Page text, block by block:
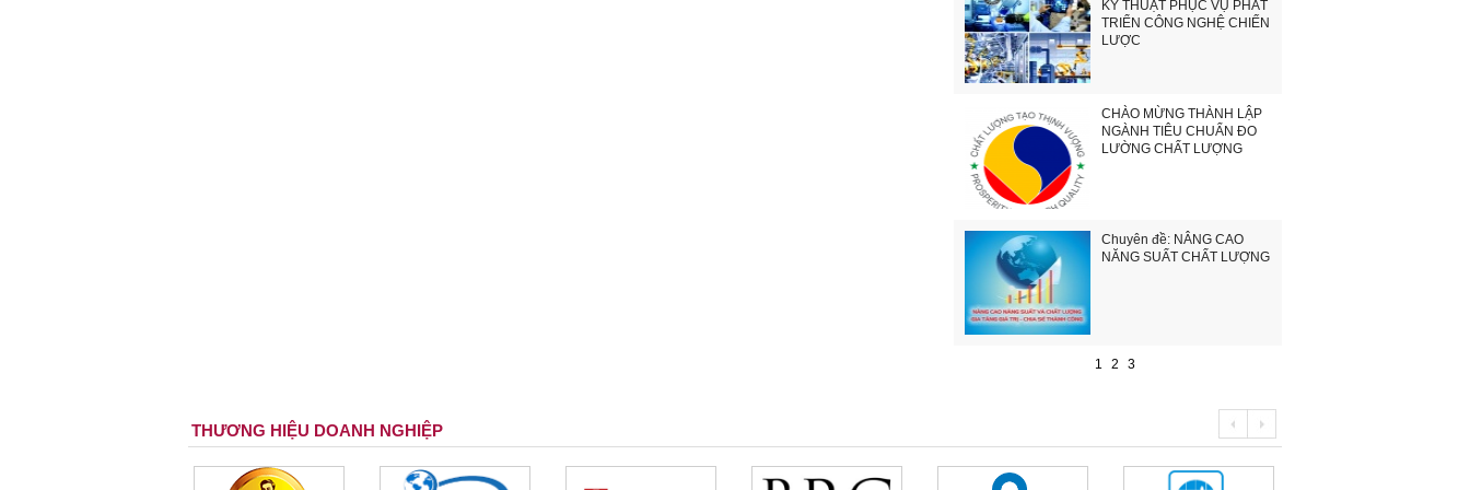
KỸ THUẬT PHỤC VỤ PHÁT
TRIỂN CÔNG NGHỆ CHIẾN
LƯỢC
CHÀO MỪNG THÀNH LẬP
NGÀNH TIÊU CHUẨN ĐO
LƯỜNG CHẤT LƯỢNG
Chuyên đề: NÂNG CAO
NĂNG SUẤT CHẤT LƯỢNG
1 2 3
THƯƠNG HIỆU DOANH NGHIỆP